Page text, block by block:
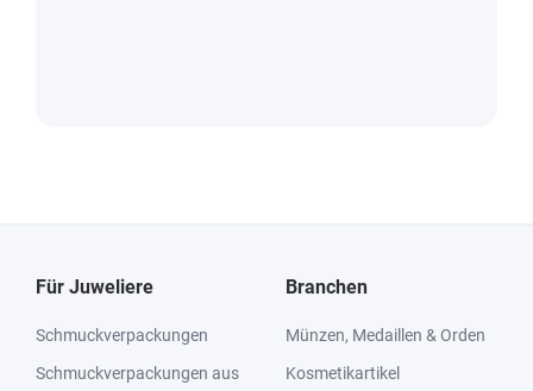
Für Juweliere
Schmuckverpackungen
Schmuckverpackungen aus
Branchen
Münzen, Medaillen & Orden
Kosmetikartikel